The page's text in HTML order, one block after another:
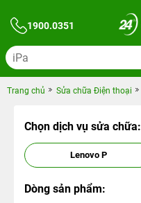
1900.0351
Trang chủ Sửa chữa Điện thoại
Chọn dịch vụ sửa chữa:
Lenovo P
Dòng sản phẩm: